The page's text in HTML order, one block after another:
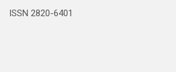
ISSN 2820-6401